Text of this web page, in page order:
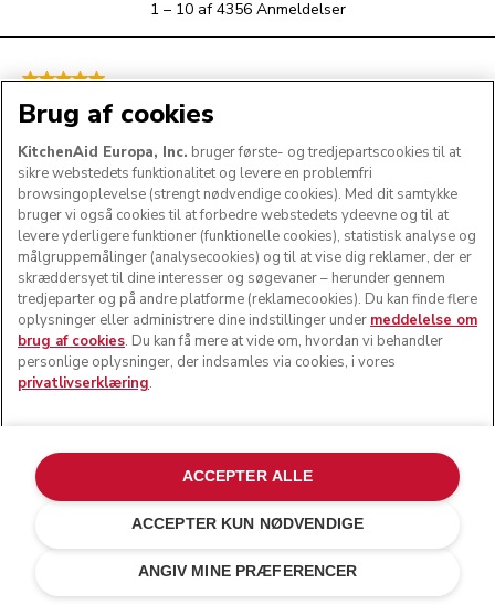
kr 3.824,15 Besparelserkr 674,85
Brug af cookies
KitchenAid Europa, Inc. bruger første- og tredjepartscookies til at
sikre webstedets funktionalitet og levere en problemfri
browsingoplevelse (strengt nødvendige cookies). Med dit samtykke
bruger vi også cookies til at forbedre webstedets ydeevne og til at
levere yderligere funktioner (funktionelle cookies), statistisk analyse og
målgruppemålinger (analysecookies) og til at vise dig reklamer, der er
skræddersyet til dine interesser og søgevaner – herunder gennem
tredjeparter og på andre platforme (reklamecookies). Du kan finde flere
oplysninger eller administrere dine indstillinger under meddelelse om
brug af cookies. Du kan få mere at vide om, hvordan vi behandler
personlige oplysninger, der indsamles via cookies, i vores
privatlivserklæring.
ANGIV MINE PRÆFERENCER
ACCEPTER KUN NØDVENDIGE
ACCEPTER ALLE